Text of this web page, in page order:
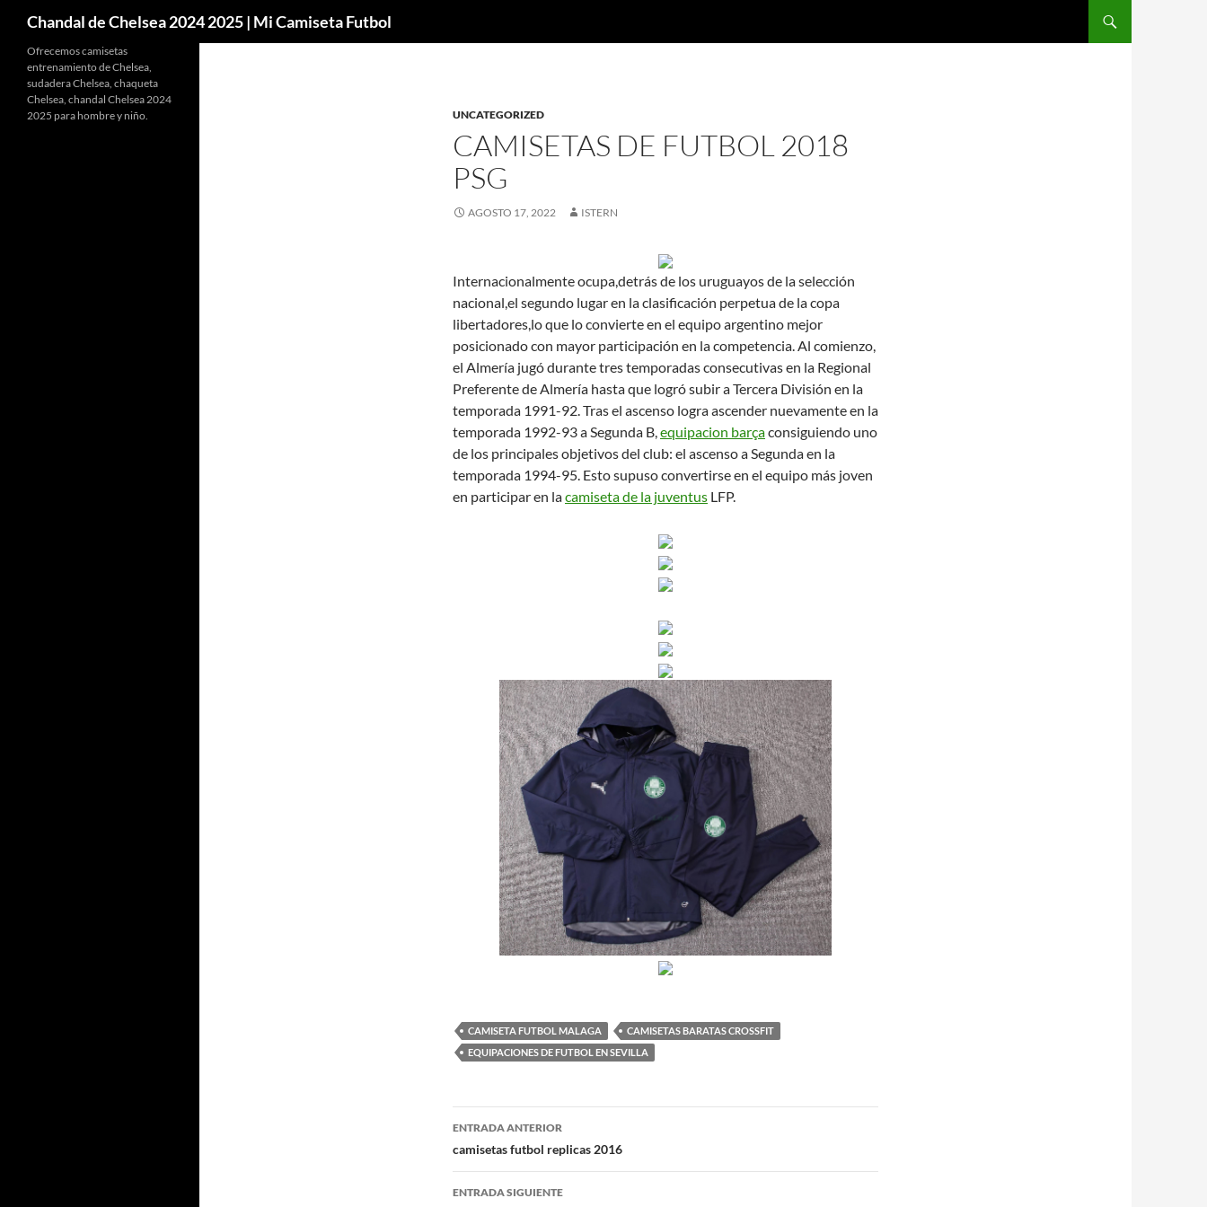
Chandal de Chelsea 2024 2025 | Mi Camiseta Futbol
UNCATEGORIZED
CAMISETAS DE FUTBOL 2018
PSG
AGOSTO 17, 2022 ISTERN
Internacionalmente ocupa,detrás de los uruguayos de la selección
nacional,el segundo lugar en la clasificación perpetua de la copa
libertadores,lo que lo convierte en el equipo argentino mejor
posicionado con mayor participación en la competencia. Al comienzo,
el Almería jugó durante tres temporadas consecutivas en la Regional
Preferente de Almería hasta que logró subir a Tercera División en la
temporada 1991-92. Tras el ascenso logra ascender nuevamente en la
temporada 1992-93 a Segunda B,equipacion barçaconsiguiendo uno
de los principales objetivos del club: el ascenso a Segunda en la
temporada 1994-95. Esto supuso convertirse en el equipo más joven
en participar en lacamiseta de la juventus LFP.
CAMISETA FUTBOL MALAGA
CAMISETAS BARATAS CROSSFIT
EQUIPACIONES DE FUTBOL EN SEVILLA
Navegación
de
entradas
ENTRADA ANTERIOR
camisetas futbol replicas 2016
ENTRADA SIGUIENTE
Ofrecemos camisetas
entrenamiento de Chelsea,
sudadera Chelsea, chaqueta
Chelsea, chandal Chelsea 2024
2025 para hombre y niño.